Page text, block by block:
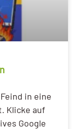
in eine
Klicke auf
Google